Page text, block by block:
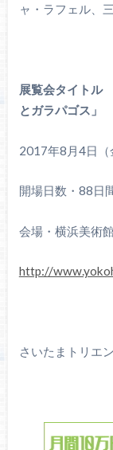
ャ・ラフェル、
展覧会タイトル
とガラパゴス」
2017年8月4日
開場日数・88日
会場・横浜美術
http://
さいたまトリエ